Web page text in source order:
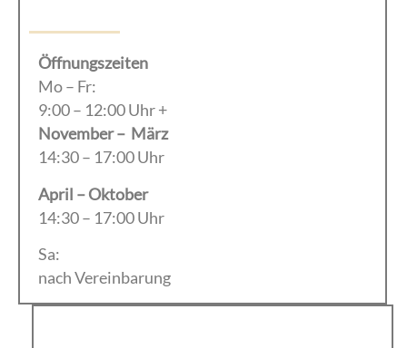
Öffnungszeiten
Mo – Fr:
9:00 – 12:00 Uhr +
November – März
14:30 – 17:00 Uhr
April – Oktober
14:30 – 17:00 Uhr
Sa:
nach Vereinbarung